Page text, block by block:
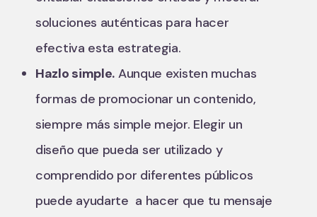
soluciones auténticas para hacer
efectiva esta estrategia.
Hazlo simple. Aunque existen muchas
formas de promocionar un contenido,
siempre más simple mejor. Elegir un
diseño que pueda ser utilizado y
comprendido por diferentes públicos
puede ayudarte a hacer que tu mensaje